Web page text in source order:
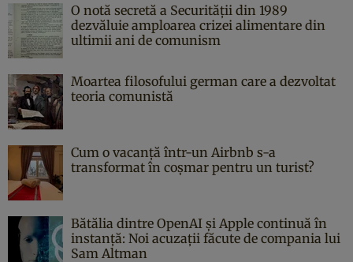
O notă secretă a Securității din 1989
dezvăluie amploarea crizei alimentare din
ultimii ani de comunism
Moartea filosofului german care a dezvoltat
teoria comunistă
Cum o vacanță într-un Airbnb s-a
transformat în coșmar pentru un turist?
Bătălia dintre OpenAI și Apple continuă în
instanță: Noi acuzații făcute de compania lui
Sam Altman